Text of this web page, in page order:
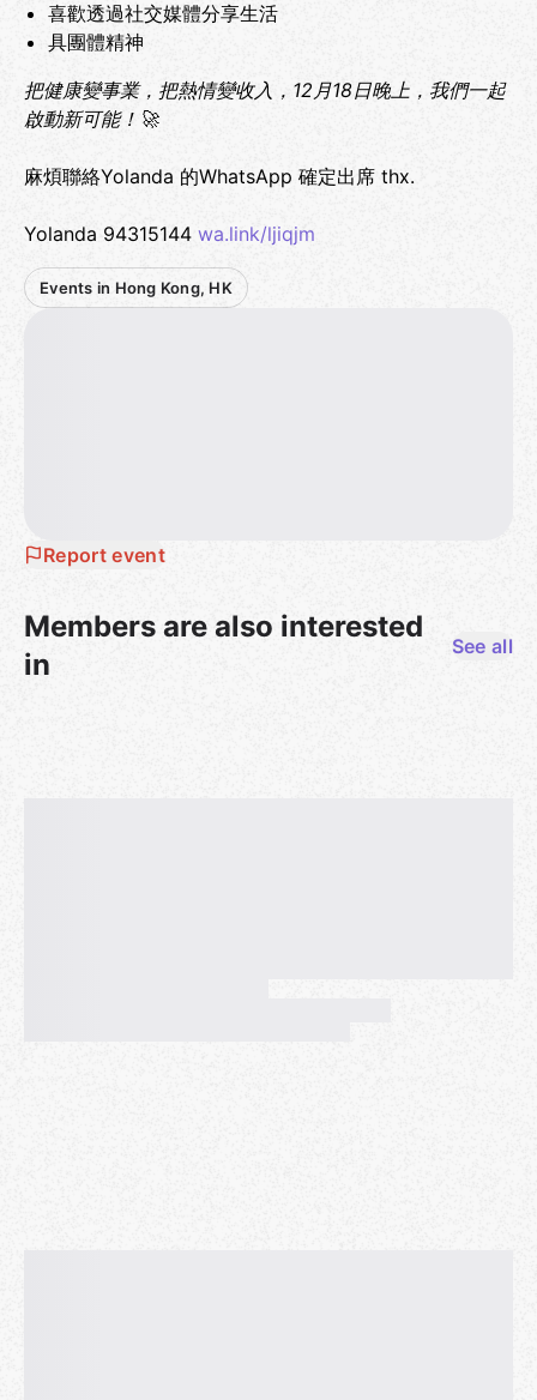
喜歡透過社交媒體分享生活
具團體精神
把健康變事業，把熱情變收入，12月18日晚上，我們一起
啟動新可能！🚀
麻煩聯絡Yolanda 的WhatsApp 確定出席 thx.
Yolanda 94315144 wa.link/ljiqjm
Events in Hong Kong, HK
Report event
Members are also interested
in
See all